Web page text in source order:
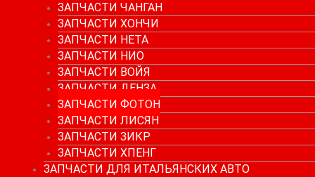
ЗАПЧАСТИ ЧАНГАН
ЗАПЧАСТИ ХОНЧИ
ЗАПЧАСТИ НЕТА
ЗАПЧАСТИ НИО
ЗАПЧАСТИ ВОЙЯ
ЗАПЧАСТИ ДЕНЗА
ЗАПЧАСТИ ФОТОН
ЗАПЧАСТИ ЛИСЯН
ЗАПЧАСТИ ЗИКР
ЗАПЧАСТИ ХПЕНГ
ЗАПЧАСТИ ДЛЯ ИТАЛЬЯНСКИХ АВТО